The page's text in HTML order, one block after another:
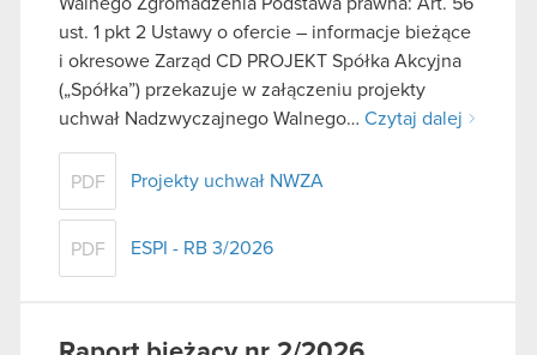
ust. 1 pkt 2 Ustawy o ofercie – informacje bieżące
i okresowe Zarząd CD PROJEKT Spółka Akcyjna
(„Spółka”) przekazuje w załączeniu projekty
uchwał Nadzwyczajnego Walnego… Czytaj dalej
PDF Projekty uchwał NWZA
PDF ESPI - RB 3/2026